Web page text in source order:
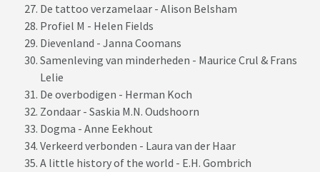
De tattoo verzamelaar - Alison Belsham
Profiel M - Helen Fields
Dievenland - Janna Coomans
Samenleving van minderheden - Maurice Crul & Frans
Lelie
De overbodigen - Herman Koch
Zondaar - Saskia M.N. Oudshoorn
Dogma - Anne Eekhout
Verkeerd verbonden - Laura van der Haar
A little history of the world - E.H. Gombrich